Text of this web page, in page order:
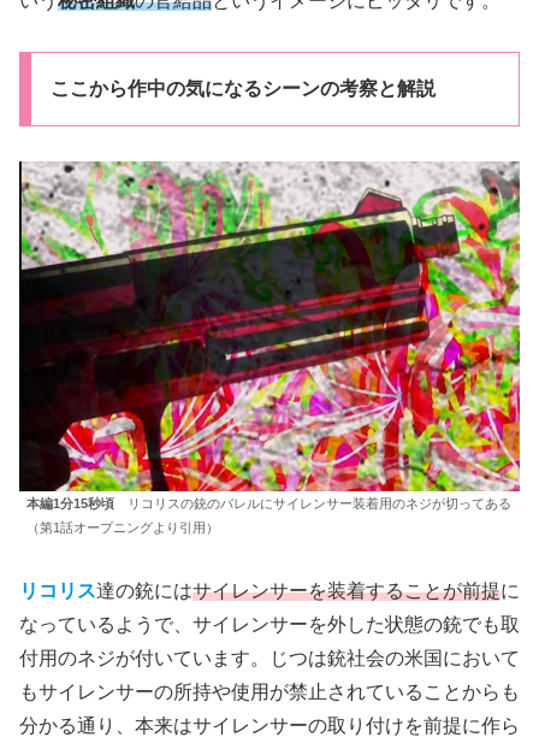
ここから作中の気になるシーンの考察と解説
本編1分15秒頃 リコリスの銃のバレルにサイレンサー装着用のネジが切ってある
（第1話オープニングより引用）
リコリス達の銃にはサイレンサーを装着することが前提に
なっているようで、サイレンサーを外した状態の銃でも取
付用のネジが付いています。じつは銃社会の米国において
もサイレンサーの所持や使用が禁止されていることからも
分かる通り、本来はサイレンサーの取り付けを前提に作ら